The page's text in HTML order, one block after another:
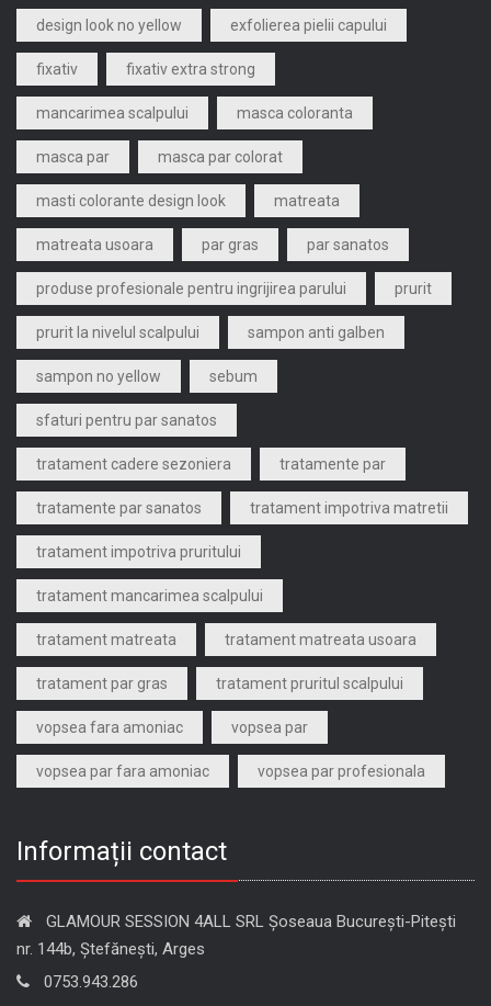
design look no yellow exfolierea pielii capului
fixativ fixativ extra strong
mancarimea scalpului masca coloranta
masca par masca par colorat
masti colorante design look matreata
matreata usoara par gras par sanatos
produse profesionale pentru ingrijirea parului prurit
prurit la nivelul scalpului sampon anti galben
sampon no yellow sebum
sfaturi pentru par sanatos
tratament cadere sezoniera tratamente par
tratamente par sanatos tratament impotriva matretii
tratament impotriva pruritului
tratament mancarimea scalpului
tratament matreata tratament matreata usoara
tratament par gras tratament pruritul scalpului
vopsea fara amoniac vopsea par
vopsea par fara amoniac vopsea par profesionala
Informații contact
GLAMOUR SESSION 4ALL SRL Șoseaua București-Pitești
nr. 144b, Ștefănești, Arges
0753.943.286